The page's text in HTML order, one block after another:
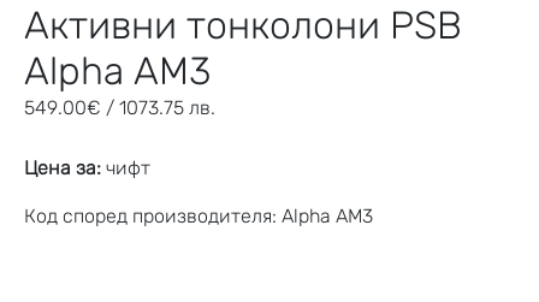
Активни тонколони PSB
Alpha AM3
549.00€ / 1073.75 лв.
Цена за: чифт
Код според производителя: Alpha AM3